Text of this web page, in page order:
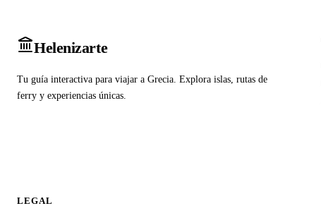
Helenizarte
Tu guía interactiva para viajar a Grecia. Explora islas, rutas de
ferry y experiencias únicas.
LEGAL